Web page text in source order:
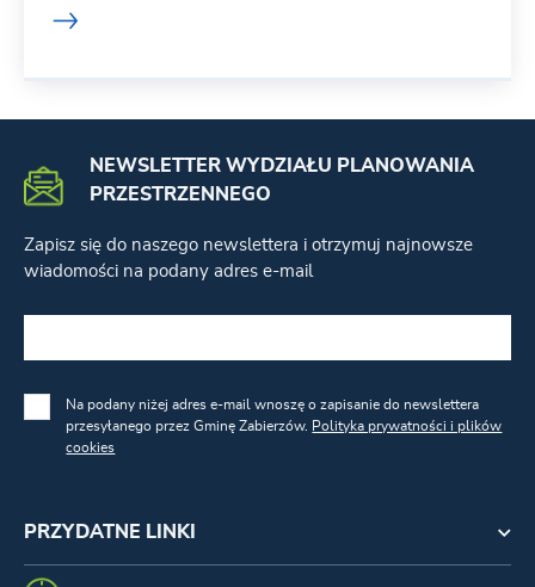
PRZYDATNE LINKI
NEWSLETTER WYDZIAŁU PLANOWANIA
PRZESTRZENNEGO
Zapisz się do naszego newslettera i otrzymuj najnowsze
wiadomości na podany adres e-mail
Na podany niżej adres e-mail wnoszę o zapisanie do newslettera
przesyłanego przez Gminę Zabierzów. Polityka prywatności i plików
cookies